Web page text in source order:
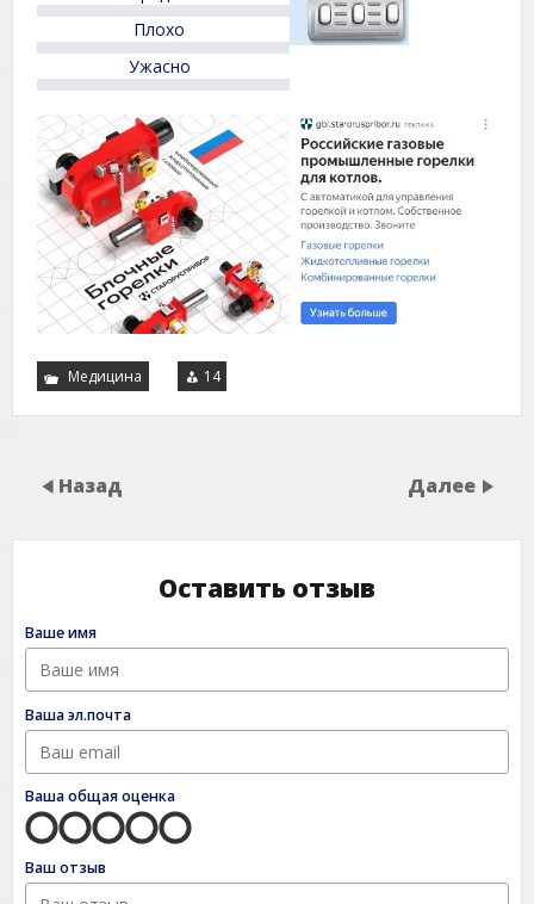
Плохо
Ужасно
Медицина 14
Назад Далее
Оставить отзыв
Ваше имя
Ваша эл.почта
Ваша общая оценка
Ваш отзыв